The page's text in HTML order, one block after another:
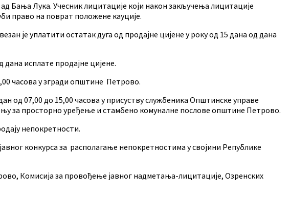
Бањa Лука. Учесник лицитације који након закључења лицитације
право на поврат положене кауције.
је уплатити остатак дуга од продајне цијене у року од 15 дана од дана
исплате продајне цијене.
часова у згради општине Петрово.
од 07,00 до 15,00 часова у присуству службеника Општинске управе
за просторно уређење и стамбено комуналне послове општине Петрово.
непокретности.
конкурса за располагање непокретностима у својини Републике
Комисија за провођење јавног надметања-лицитације, Озренских